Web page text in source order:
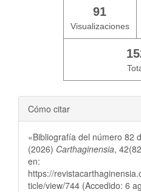
91
Visualizaciones
Cómo citar
«Bibliografía del número 82
(2026) Carthaginensia,
en:
https://
ticle/view/744 (Accedido: 6